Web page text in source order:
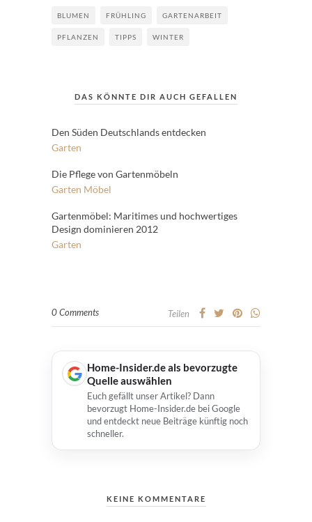
BLUMEN FRÜHLING GARTENARBEIT
PFLANZEN TIPPS WINTER
DAS KÖNNTE DIR AUCH GEFALLEN
Den Süden Deutschlands entdecken
Garten
Die Pflege von Gartenmöbeln
Garten Möbel
Gartenmöbel: Maritimes und hochwertiges
Design dominieren 2012
Garten
0 Comments Teilen
Home-Insider.de als bevorzugte
Quelle auswählen
Euch gefällt unser Artikel? Dann
bevorzugt Home-Insider.de bei Google
und entdeckt neue Beiträge künftig noch
schneller.
KEINE KOMMENTARE